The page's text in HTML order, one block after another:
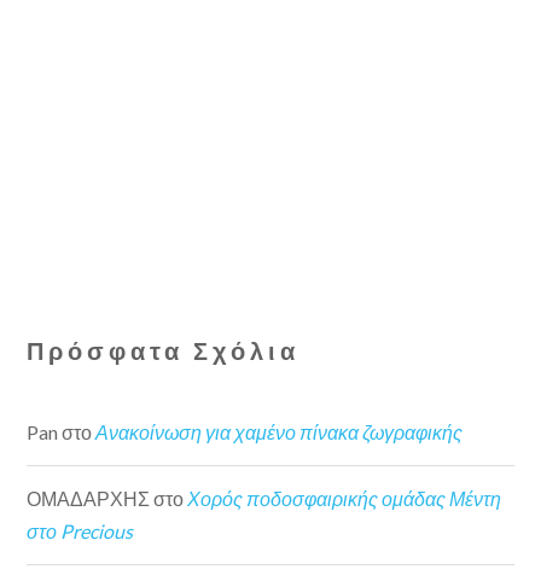
Πρόσφατα Σχόλια
Pan στοΑνακοίνωση για χαμένο πίνακα ζωγραφικής
ΟΜΑΔΑΡΧΗΣ στοΧορός ποδοσφαιρικής ομάδας Μέντη
στο Precious